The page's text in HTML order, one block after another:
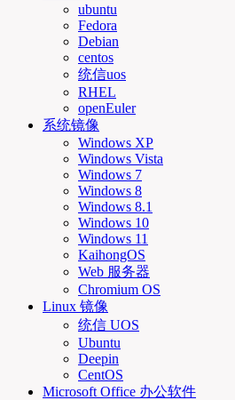
ubuntu
Fedora
Debian
centos
统信uos
RHEL
openEuler
系统镜像
Windows XP
Windows Vista
Windows 7
Windows 8
Windows 8.1
Windows 10
Windows 11
KaihongOS
Web 服务器
Chromium OS
Linux 镜像
统信 UOS
Ubuntu
Deepin
CentOS
Microsoft Office 办公软件